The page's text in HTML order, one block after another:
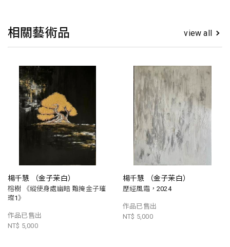
相關藝術品 view all
楊千慧 （金子茉白）
榕樹 《縱使身處幽暗 難掩金子璀
璨1》
作品已售出
NT$ 5,000
楊千慧 （金子茉白）
歷經風霜，2024
作品已售出
NT$ 5,000